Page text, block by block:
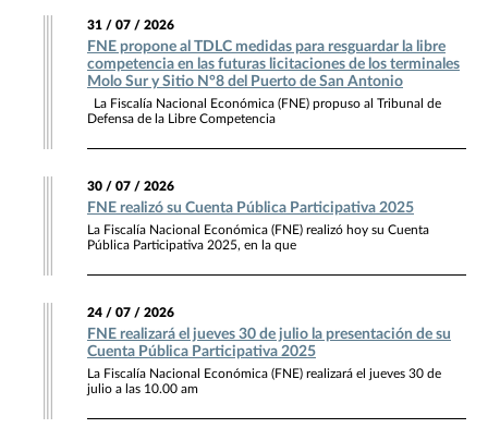
31 / 07 / 2026
FNE propone al TDLC medidas para resguardar la libre
competencia en las futuras licitaciones de los terminales
Molo Sur y Sitio N°8 del Puerto de San Antonio
La Fiscalía Nacional Económica (FNE) propuso al Tribunal de
Defensa de la Libre Competencia
30 / 07 / 2026
FNE realizó su Cuenta Pública Participativa 2025
La Fiscalía Nacional Económica (FNE) realizó hoy su Cuenta
Pública Participativa 2025, en la que
24 / 07 / 2026
FNE realizará el jueves 30 de julio la presentación de su
Cuenta Pública Participativa 2025
La Fiscalía Nacional Económica (FNE) realizará el jueves 30 de
julio a las 10.00 am